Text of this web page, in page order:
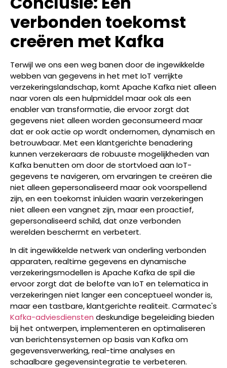
verbonden toekomst
creëren met Kafka
Terwijl we ons een weg banen door de ingewikkelde
webben van gegevens in het met IoT verrijkte
verzekeringslandschap, komt Apache Kafka niet alleen
naar voren als een hulpmiddel maar ook als een
enabler van transformatie, die ervoor zorgt dat
gegevens niet alleen worden geconsumeerd maar
dat er ook actie op wordt ondernomen, dynamisch en
betrouwbaar. Met een klantgerichte benadering
kunnen verzekeraars de robuuste mogelijkheden van
Kafka benutten om door de stortvloed aan IoT-
gegevens te navigeren, om ervaringen te creëren die
niet alleen gepersonaliseerd maar ook voorspellend
zijn, en een toekomst inluiden waarin verzekeringen
niet alleen een vangnet zijn, maar een proactief,
gepersonaliseerd schild, dat onze verbonden
werelden beschermt en verbetert.
In dit ingewikkelde netwerk van onderling verbonden
apparaten, realtime gegevens en dynamische
verzekeringsmodellen is Apache Kafka de spil die
ervoor zorgt dat de belofte van IoT en telematica in
verzekeringen niet langer een conceptueel wonder is,
maar een tastbare, klantgerichte realiteit. Carmatec's
Kafka-adviesdiensten deskundige begeleiding bieden
bij het ontwerpen, implementeren en optimaliseren
van berichtensystemen op basis van Kafka om
gegevensverwerking, real-time analyses en
schaalbare gegevensintegratie te verbeteren.